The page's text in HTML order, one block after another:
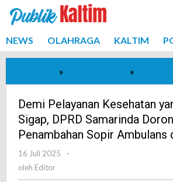
Lewati
konten
NEWS OLAHRAGA KALTIM
» »
yang
Lebih
Sigap,
Demi Pelayanan Kesehatan
Sigap, DPRD Samarinda
Penambahan Sopir Ambulans
16 Juli 2025
oleh
-
oleh Editor